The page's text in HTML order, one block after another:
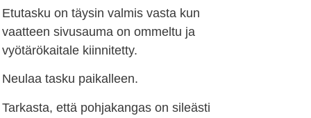
Etutasku on täysin valmis vasta kun
vaatteen sivusauma on ommeltu ja
vyötärökaitale kiinnitetty.
Neulaa tasku paikalleen.
Tarkasta, että pohjakangas on sileästi